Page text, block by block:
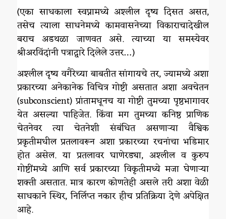
(एका साधकाला स्वप्नामध्ये अश्लील दृष्य दिसत असत,
तसेच त्याला साधनेमध्ये कामवासनेच्या विकाराचादेखील
बराच अडथळा जाणवत असे. त्याच्या या समस्येवर
श्रीअरविंदांनी पत्राद्वारे दिलेले उत्तर…)
अश्लील दृष्य वगैरेच्या बाबतीत सांगायचे तर, ज्यामध्ये अशा
प्रकारच्या अनेकानेक विचित्र गोष्टी असतात अशा अवचेतन
(subconscient) प्रांतामधूनच या गोष्टी तुमच्या पृष्ठभागावर
येत असल्या पाहिजेत. किंवा मग तुमच्या कनिष्ठ प्राणिक
चेतनेवर त्या चेतनेशी संबंधित असणाऱ्या वैश्विक
प्रकृतीमधील प्रतलावरून अशा प्रकारच्या रचनांचा भडिमार
होत असेल. या प्रतलावर घाणेरड्या, अश्लील व कुरुप
गोष्टींमध्ये आणि सर्व प्रकारच्या विकृतीमध्ये मजा घेणाऱ्या
शक्ती असतात. मात्र कारण कोणतेही असले तरी अशा वेळी
साधकाने स्थिर, निर्लिप्त नकार हीच प्रतिक्रिया देणे अपेक्षित
आहे.